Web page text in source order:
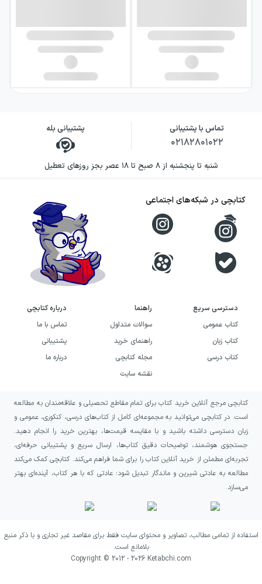
تماس با پشتیبانی
۰۲۱۸۲۸۰۱۰۲۲
پشتیبانی بله
شنبه تا پنجشنبه از ۸ صبح تا ۱۸ عصر بجز روزهای تعطیل
دسترسی سریع
کتاب عمومی
کتاب زبان
کتاب درسی
راهنما
سوالات متداول
راهنمای خرید
مجله کتابچی
نقشه سایت
درباره کتابچی
تماس با ما
پشتیبانی
درباره ما
کتابچی در شبکه‌های اجتماعی
کتابچی مرجع آنلاین خرید کتاب برای تمام مقاطع تحصیلی و علاقه‌مندان به مطالعه
است. در کتابچی می‌توانید به مجموعه‌ای کامل از کتاب‌های درسی، کنکوری، عمومی و
زبان دسترسی داشته باشید و با مقایسه قیمت‌ها، بهترین خرید را انجام دهید.
جستجوی هوشمند، توضیحات دقیق کتاب‌ها، ارسال سریع و پشتیبانی حرفه‌ای،
تجربه‌ای مطمئن از خرید آنلاین کتاب را برای شما فراهم می‌کند. کتابچی کمک می‌کند
مطالعه به عادتی شیرین و ماندگار تبدیل شود؛ عادتی که با هر کتاب، آینده‌ای بهتر
می‌سازد.
استفاده از تمامی مطالب، تصاویر و محتوای سایت فقط برای مقاصد غیر تجاری و با ذکر منبع
بلامانع است.
Copyright © 2012 - 2026 Ketabchi.com